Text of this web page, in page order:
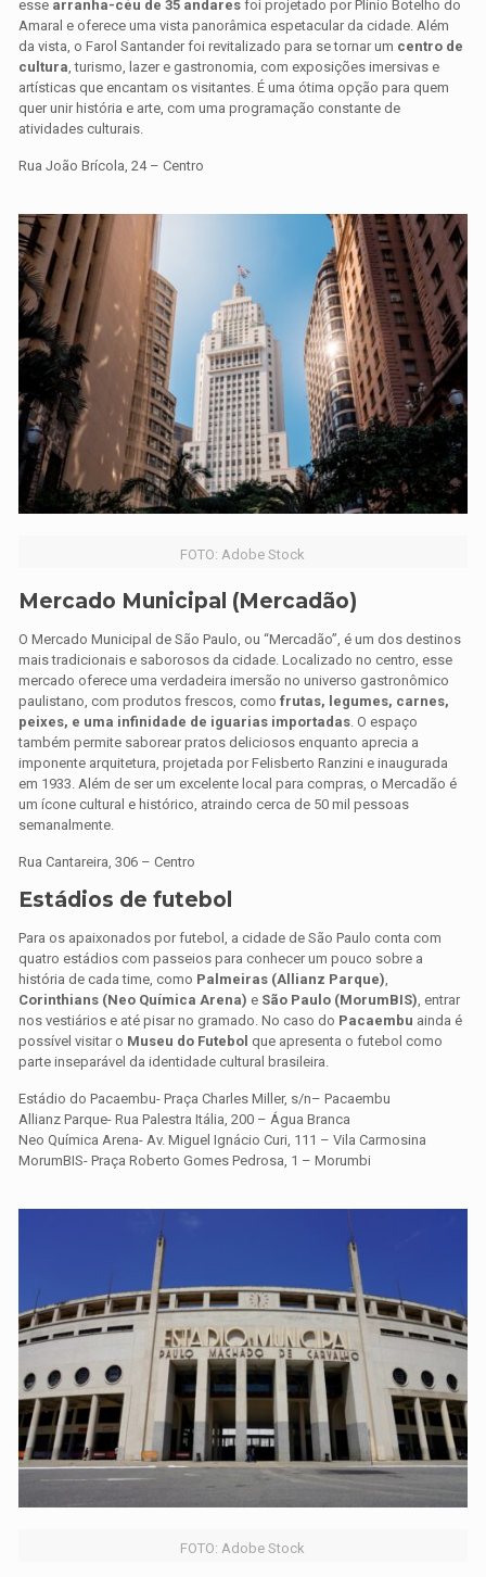
esse arranha-céu de 35 andares foi projetado por Plínio Botelho do
Amaral e oferece uma vista panorâmica espetacular da cidade. Além
da vista, o Farol Santander foi revitalizado para se tornar um centro de
cultura, turismo, lazer e gastronomia, com exposições imersivas e
artísticas que encantam os visitantes. É uma ótima opção para quem
quer unir história e arte, com uma programação constante de
atividades culturais.
Rua João Brícola, 24 – Centro
FOTO: Adobe Stock
Mercado Municipal (Mercadão)
O Mercado Municipal de São Paulo, ou “Mercadão”, é um dos destinos
mais tradicionais e saborosos da cidade. Localizado no centro, esse
mercado oferece uma verdadeira imersão no universo gastronômico
paulistano, com produtos frescos, comofrutas, legumes, carnes,
peixes, e uma infinidade de iguarias importadas . O espaço
também permite saborear pratos deliciosos enquanto aprecia a
imponente arquitetura, projetada por Felisberto Ranzini e inaugurada
em 1933. Além de ser um excelente local para compras, o Mercadão é
um ícone cultural e histórico, atraindo cerca de 50 mil pessoas
semanalmente.
Rua Cantareira, 306 – Centro
Estádios de futebol
Para os apaixonados por futebol, a cidade de São Paulo conta com
quatro estádios com passeios para conhecer um pouco sobre a
história de cada time, como Palmeiras (Allianz Parque)
Corinthians (Neo Química Arena) e São Paulo (MorumBIS) , entrar
nos vestiários e até pisar no gramado. No caso do Pacaembu ainda é
possível visitar o Museu do Futebol que apresenta o futebol como
parte inseparável da identidade cultural brasileira.
Estádio do Pacaembu- Praça Charles Miller, s/n– Pacaembu
Allianz Parque-Rua Palestra Itália, 200 – Água Branca
Neo Química Arena- Av. Miguel Ignácio Curi, 111 – Vila Carmosina
MorumBIS- Praça Roberto Gomes Pedrosa, 1 – Morumbi
FOTO: Adobe Stock